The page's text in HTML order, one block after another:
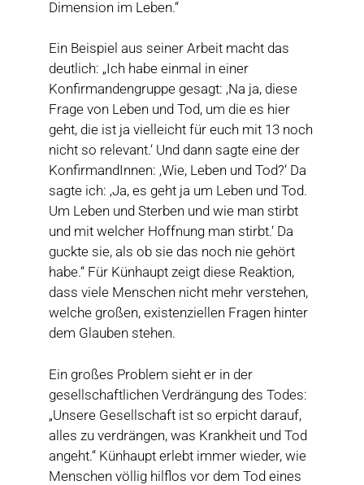
Dimension im Leben.“
Ein Beispiel aus seiner Arbeit macht das
deutlich: „Ich habe einmal in einer
Konfirmandengruppe gesagt: ‚Na ja, diese
Frage von Leben und Tod, um die es hier
geht, die ist ja vielleicht für euch mit 13 noch
nicht so relevant.‘ Und dann sagte eine der
KonfirmandInnen: ‚Wie, Leben und Tod?‘ Da
sagte ich: ‚Ja, es geht ja um Leben und Tod.
Um Leben und Sterben und wie man stirbt
und mit welcher Hoffnung man stirbt.‘ Da
guckte sie, als ob sie das noch nie gehört
habe.“ Für Künhaupt zeigt diese Reaktion,
dass viele Menschen nicht mehr verstehen,
welche großen, existenziellen Fragen hinter
dem Glauben stehen.
Ein großes Problem sieht er in der
gesellschaftlichen Verdrängung des Todes:
„Unsere Gesellschaft ist so erpicht darauf,
alles zu verdrängen, was Krankheit und Tod
angeht.“ Künhaupt erlebt immer wieder, wie
Menschen völlig hilflos vor dem Tod eines